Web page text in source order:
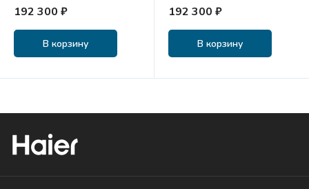
192 300 ₽
В корзину
192 300 ₽
В корзину